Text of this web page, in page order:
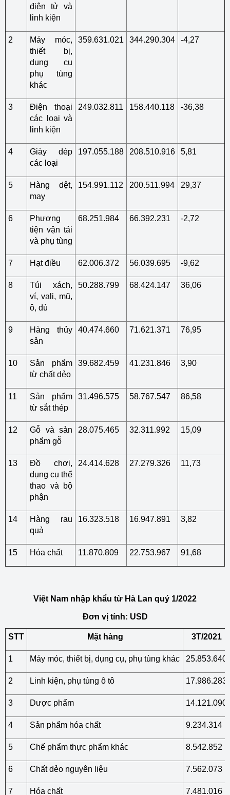
điện tử và
linh kiện
2
Máy móc,
thiết bị,
dụng cụ
phụ tùng
khác
359.631.021 344.290.304 -4,27
3
Điện thoại
các loại và
linh kiện
249.032.811 158.440.118 -36,38
4
Giày dép
các loại
197.055.188 208.510.916 5,81
5
Hàng dệt,
may
154.991.112 200.511.994 29,37
6
Phương
tiện vận tải
và phụ tùng
68.251.984 66.392.231 -2,72
7 Hạt điều 62.006.372 56.039.695 -9,62
8
Túi xách,
ví, vali, mũ,
ô, dù
50.288.799 68.424.147 36,06
9
Hàng thủy
sản
40.474.660 71.621.371 76,95
10
Sản phẩm
từ chất dẻo
39.682.459 41.231.846 3,90
11
Sản phẩm
từ sắt thép
31.496.575 58.767.547 86,58
12
Gỗ và sản
phẩm gỗ
28.075.465 32.311.992 15,09
13
Đồ chơi,
dụng cụ thể
thao và bộ
phận
24.414.628 27.279.326 11,73
14
Hàng rau
quả
16.323.518 16.947.891 3,82
15 Hóa chất 11.870.809 22.753.967 91,68
Việt Nam nhập khẩu từ Hà Lan quý 1/2022
Đơn vị tính: USD
STT Mặt hàng 3T/2021
1 Máy móc, thiết bị, dụng cụ, phụ tùng khác 25.853.640
2 Linh kiện, phụ tùng ô tô 17.986.283
3 Dược phẩm 14.121.090
4 Sản phẩm hóa chất 9.234.314
5 Chế phẩm thực phẩm khác 8.542.852
6 Chất dẻo nguyên liệu 7.562.073
7 Hóa chất 7.481.016